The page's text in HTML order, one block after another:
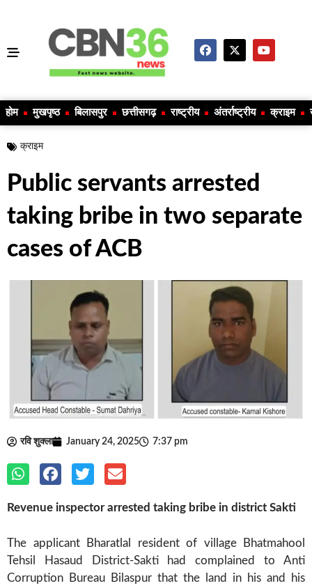
होम मुखपृष्ठ बिलासपुर छत्तीसगढ़ राष्ट्रीय अंतर्राष्ट्रीय क्राइम
क्राइम
Public servants arrested
taking bribe in two separate
cases of ACB
रवि शुक्ला January 24, 2025 7:37 pm
Revenue inspector arrested taking bribe in district Sakti
The applicant Bharatlal resident of village Bhatmahool
Tehsil Hasaud District-Sakti had complained to Anti
Corruption Bureau Bilaspur that the land in his and his